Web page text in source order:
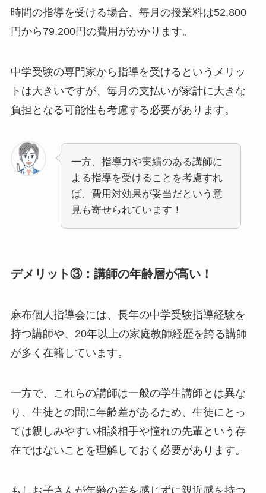
時間の指導を受ける場合、毎月の授業料は52,800
円から79,200円の費用がかかります。
中学受験の専門家から指導を受けるというメリッ
トは大きいですが、毎月の支払いが家計に大きな
負担となる可能性も考慮する必要があります。
一方、指導力や実績のある講師に
よる指導を受けることを考慮すれ
ば、費用対効果が妥当だという意
見も寄せられています！
デメリット③：講師の年齢層が高い！
麻布個人指導会には、長年の中学受験指導経験を
持つ講師や、20年以上の家庭教師経歴を誇る講師
が多く在籍しています。
一方で、これらの講師は一般の学生講師とは異な
り、生徒との間に年齢差があるため、生徒にとっ
ては親しみやすい相談相手や憧れの先輩という存
在ではないことを理解しておく必要があります。
もしお子さんが年齢の差を感じずに親近感を持つ